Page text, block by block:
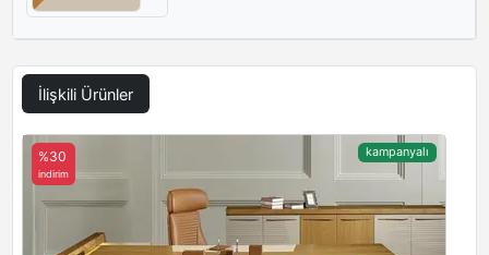
İlişkili Ürünler
%30
indirim
kampanyalı